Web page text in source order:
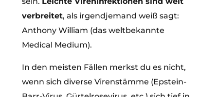
verbreitet, als irgendjemand weiß sagt:
Anthony William (das weltbekannte
Medical Medium).
In den meisten Fällen merkst du es nicht,
wenn sich diverse Virenstämme (Epstein-